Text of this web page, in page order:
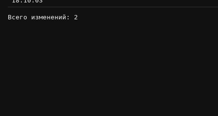
Всего изменений: 2